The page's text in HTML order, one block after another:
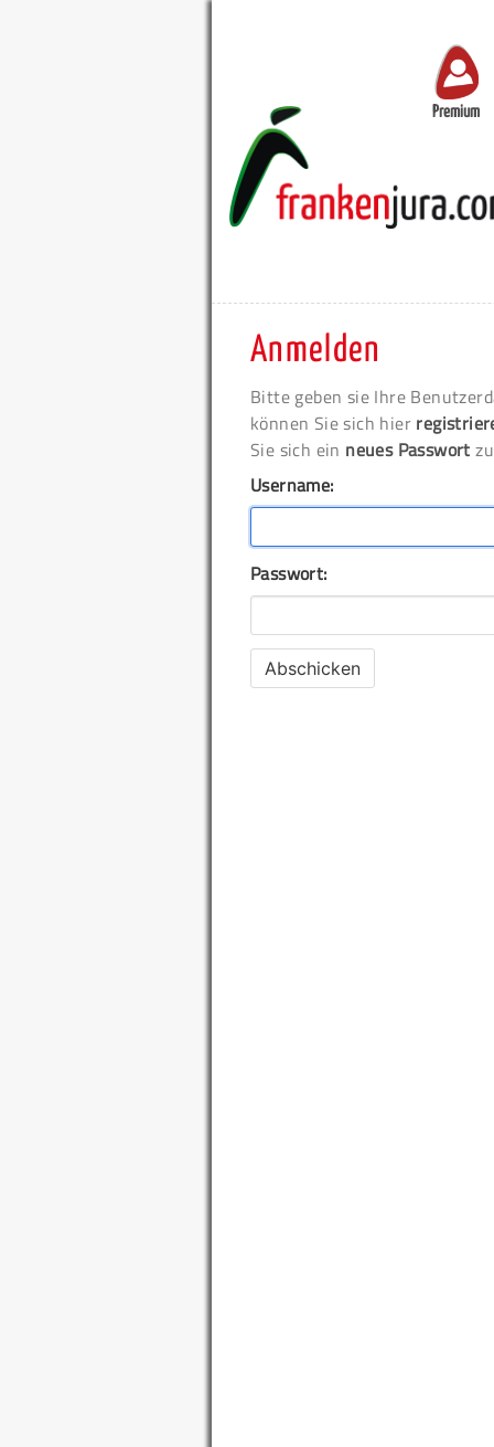
Premium
Anmelden
Bitte geben sie Ihre
können Sie sich hier
Sie sich ein neues Passwort
Username:
Passwort: